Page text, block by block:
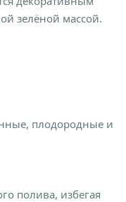
зелёной массой.
плодородные и
полива, избегая